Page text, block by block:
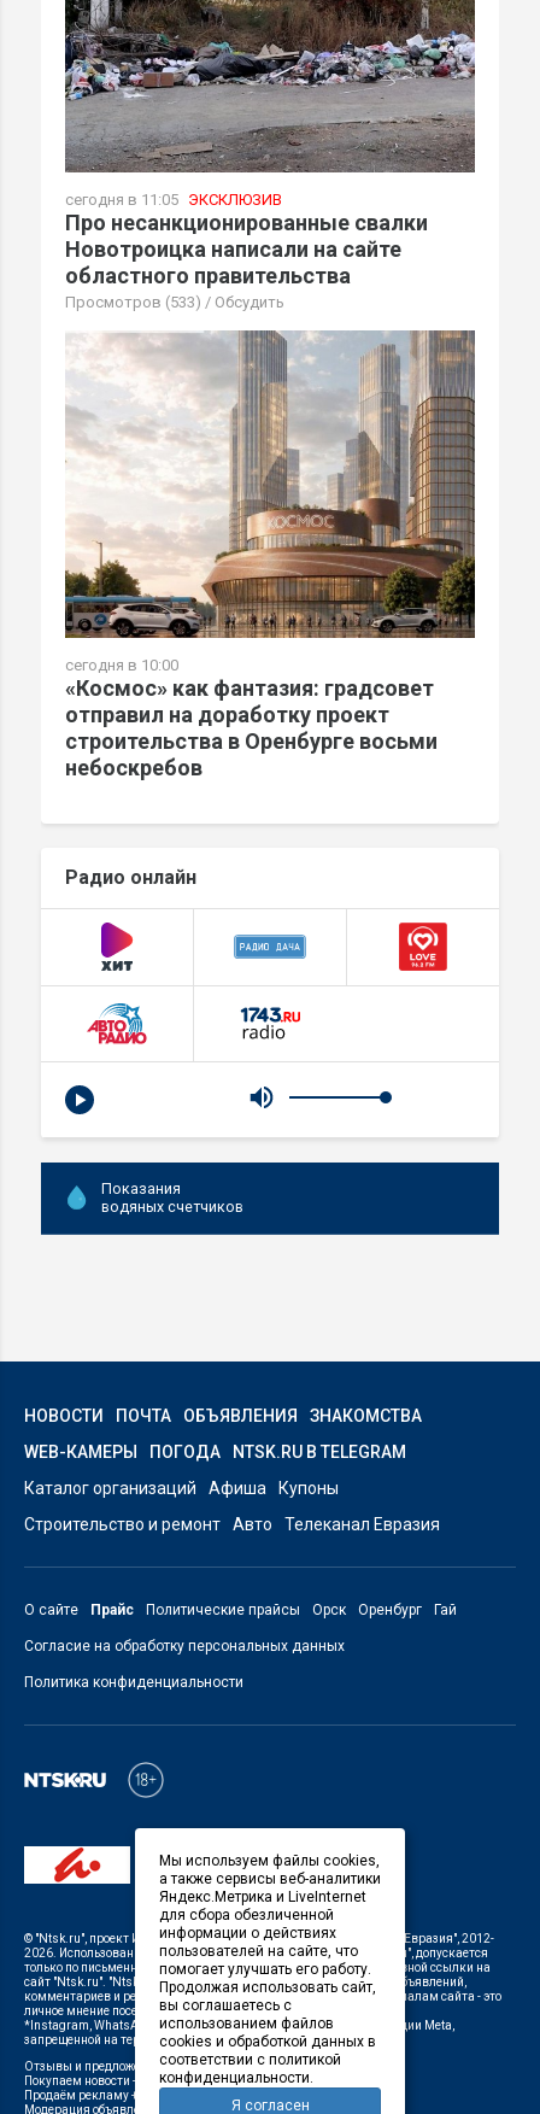
сегодня в 11:05 ЭКСКЛЮЗИВ
Про несанкционированные свалки
Новотроицка написали на сайте
областного правительства
Просмотров (533) / Обсудить
сегодня в 10:00
«Космос» как фантазия: градсовет
отправил на доработку проект
строительства в Оренбурге восьми
небоскребов
Радио онлайн
Показания
водяных счетчиков
НОВОСТИ ПОЧТА ОБЪЯВЛЕНИЯ
ЗНАКОМСТВА
WEB-КАМЕРЫ
ПОГОДА
NTSK.RU В TELEGRAM
Каталог организаций
Афиша
Купоны
Строительство и ремонт
Авто Телеканал Евразия
О сайте Прайс Политические прайсы Орск Оренбург Гай
Согласие на обработку персональных данных
Политика конфиденциальности
© "Ntsk.ru" , проект ИП Савин В.В. Служба информации: ООО "ТРК "Евразия" , 2012-
2026. Использование материалов, размещенных на сайте
"Ntsk.ru" , допускается
только по письменному разрешению Редакции с указанием активной ссылки на
сайт "Ntsk.ru" "Ntsk.ru" не несет ответственности за содержание объявлений,
комментариев и рекламных материалов. Комментарии к материалам сайта - это
личное мнение посетителей сайта.
*Instagram, WhatsApp (Ватсап), Facebook (принадлежат корпорации Meta,
запрещенной на территории Российской Федерации)
Отзывы и предложения о работе портала: orsk@orsk.ru
Покупаем новости +7(3537) 611-000,ntsk@orsk.ru
Продаём рекламу +7 (3537) 25-08-07,
Модерация объявлений +7 (905) 896-71-28
Мы используем файлы cookies,
а также сервисы веб-аналитики
Яндекс.Метрика и LiveInternet
для сбора обезличенной
информации о действиях
пользователей на сайте, что
помогает улучшать его работу.
Продолжая использовать сайт,
вы соглашаетесь с
использованием файлов
cookies и обработкой данных в
соответствии с политикой
конфиденциальности.
Я согласен